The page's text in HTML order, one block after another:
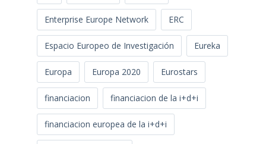
Enterprise Europe Network ERC
Espacio Europeo de Investigación Eureka
Europa Europa 2020 Eurostars
financiacion financiacion de la i+d+i
financiacion europea de la i+d+i